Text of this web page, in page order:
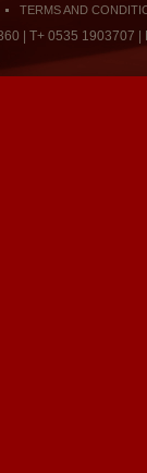
TERMS AND
| T+ 0535